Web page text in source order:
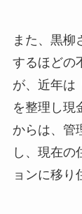
また、黒柳
するほどの
が、近年は
を整理し現
からは、管
し、現在の
ョンに移り